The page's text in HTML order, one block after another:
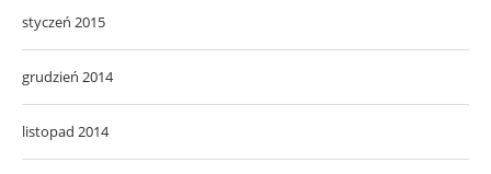
styczeń 2015
grudzień 2014
listopad 2014